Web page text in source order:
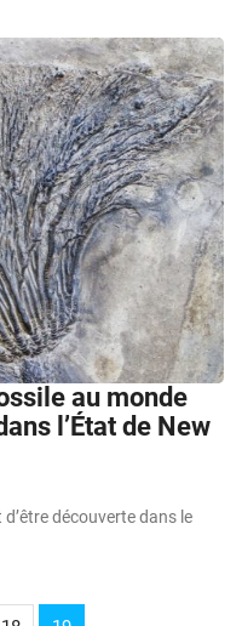
au monde
l’État de New
découverte dans le